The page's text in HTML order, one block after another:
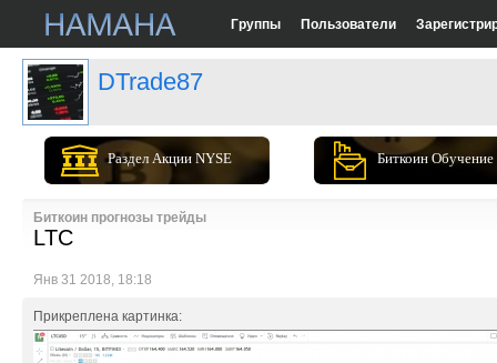
Группы Пользователи
DTrade87
Раздел Акции NYSE Биткоин Обучение
Биткоин прогнозы трейды
LTC
Янв 31 2018, 18:18
Прикреплена картинка: